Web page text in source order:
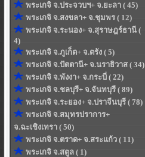
พระเกจิ จ.ประจวบฯ+ จ.ยะลา ( 45)
พระเกจิ จ.สงขลา+ จ.ชุมพร ( 12)
พระเกจิ จ.ระนอง+ จ.สุราษฎร์ธานี (
4)
พระเกจิ จ.ภูเก็ต+ จ.ตรัง ( 5)
พระเกจิ จ.ปัตตานี+ จ.นราธิวาส ( 34)
พระเกจิ จ.พังงา+ จ.กระบี่ ( 22)
พระเกจิ จ.ชลบุรี+ จ.จันทบุรี ( 89)
พระเกจิ จ.ระยอง+ จ.ปราจีนบุรี ( 78)
พระเกจิ จ.สมุทรปราการ+
จ.ฉะเชิงเทรา ( 50)
พระเกจิ จ.ตราด+ จ.สระแก้ว ( 11)
พระเกจิ จ.สตูล ( 1)